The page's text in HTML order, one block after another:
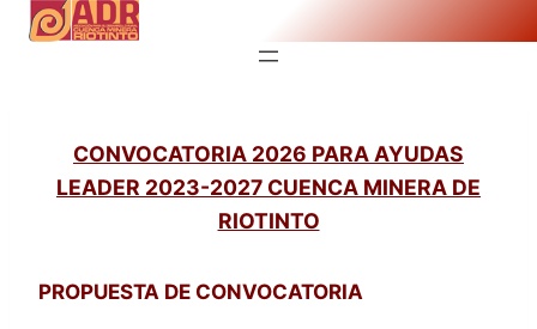
Saltar
CONVOCATORIA 2026 PARA AYUDAS
LEADER 2023-2027 CUENCA MINERA DE
RIOTINTO
PROPUESTA DE CONVOCATORIA